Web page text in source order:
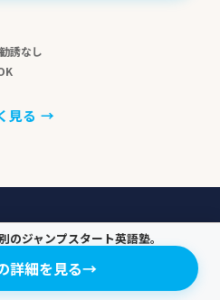
誘なし
見る →
する、完全個別
ジャンプスタート英語塾。
詳細を見る→